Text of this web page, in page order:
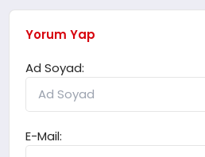
Yorum Yap
Ad Soyad:
E-Mail: